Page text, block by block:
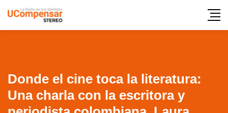
Donde el cine toca la literatura:
Una charla con la escritora y